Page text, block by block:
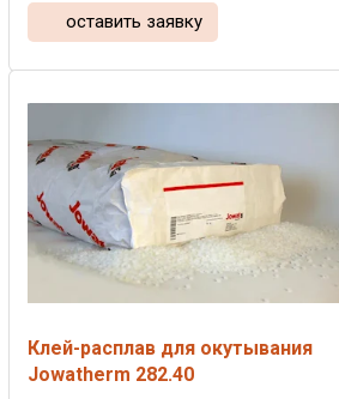
оставить заявку
Клей-расплав для окутывания
Jowatherm 282.40